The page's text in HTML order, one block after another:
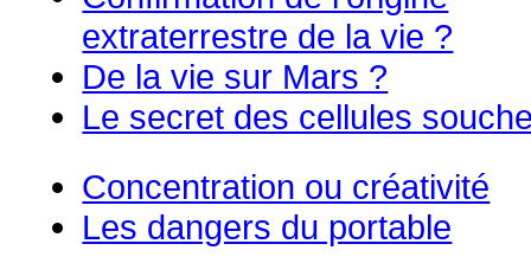
extraterrestre de la vie ?
De la vie sur Mars ?
Le secret des cellules
Concentration ou créativité
Les dangers du portable